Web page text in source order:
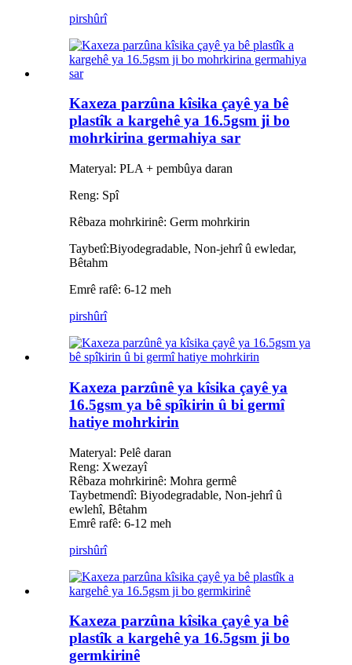
pirshûrî
Kaxeza parzûna kîsika çayê ya bê
plastîk a kargehê ya 16.5gsm ji bo
mohrkirina germahiya sar
Materyal: PLA + pembûya daran
Reng: Spî
Rêbaza mohrkirinê: Germ mohrkirin
Taybetî:Biyodegradable, Non-jehrî û ewledar,
Bêtahm
Emrê rafê: 6-12 meh
pirshûrî
Kaxeza parzûnê ya kîsika çayê ya
16.5gsm ya bê spîkirin û bi germî
hatiye mohrkirin
Materyal: Pelê daran
Reng: Xwezayî
Rêbaza mohrkirinê: Mohra germê
Taybetmendî: Biyodegradable, Non-jehrî û
ewlehî, Bêtahm
Emrê rafê: 6-12 meh
pirshûrî
Kaxeza parzûna kîsika çayê ya bê
plastîk a kargehê ya 16.5gsm ji bo
germkirinê